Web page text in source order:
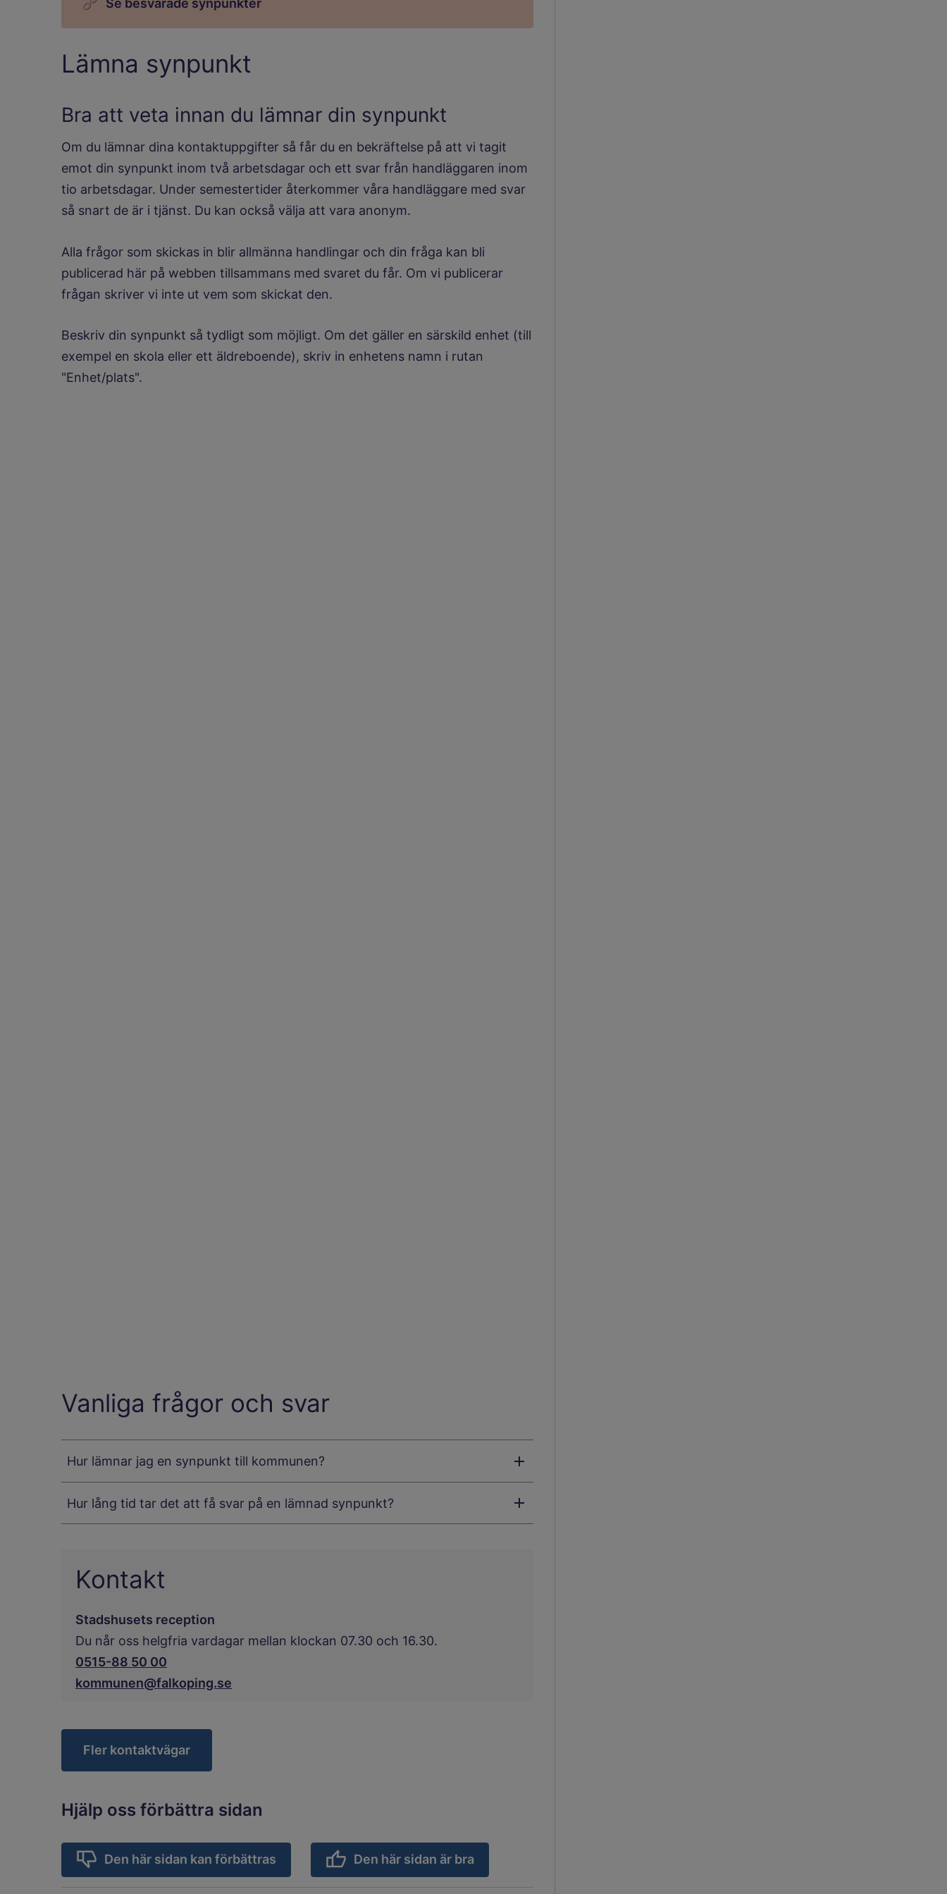
Lämna synpunkt
Bra att veta innan du lämnar din synpunkt
Om du lämnar dina kontaktuppgifter så får du en bekräftelse på att vi tagit
emot din synpunkt inom två arbetsdagar och ett svar från handläggaren inom
tio arbetsdagar. Under semestertider återkommer våra handläggare med svar
så snart de är i tjänst. Du kan också välja att vara anonym.
Alla frågor som skickas in blir allmänna handlingar och din fråga kan bli
publicerad här på webben tillsammans med svaret du får. Om vi publicerar
frågan skriver vi inte ut vem som skickat den.
Beskriv din synpunkt så tydligt som möjligt. Om det gäller en särskild enhet (till
exempel en skola eller ett äldreboende), skriv in enhetens namn i rutan
"Enhet/plats".
Vanliga frågor och svar
Hur lämnar jag en synpunkt till kommunen?
Hur lång tid tar det att få svar på en lämnad synpunkt?
Kontakt
Stadshusets reception
Du når oss helgfria vardagar mellan klockan 07.30 och 16.30.
0515-88 50 00
kommunen@falkoping.se
Fler kontaktvägar
Hjälp oss förbättra sidan
Den här sidan kan förbättras Den här sidan är bra